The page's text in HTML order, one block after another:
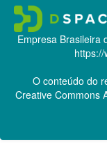
Empresa Brasileira
O conteúdo do
Creative Commons